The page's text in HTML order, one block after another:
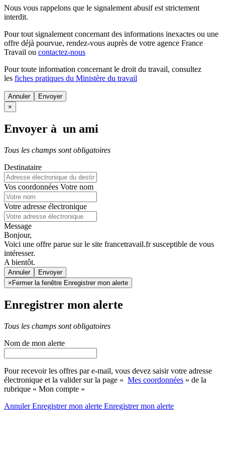
Nous vous rappelons que le signalement abusif est strictement
interdit.
Pour tout signalement concernant des informations inexactes ou une
offre déjà pourvue, rendez-vous auprès de votre agence France
Travail ou contactez-nous
Pour toute information concernant le droit du travail, consultez
les fiches pratiques du Ministère du travail
Annuler
×
Envoyer à un ami
Tous les champs sont obligatoires
Destinataire
Vos coordonnées Votre nom
Votre adresse électronique
Message
Bonjour,
Voici une offre parue sur le site francetravail.fr susceptible de vous
intéresser.
A bientôt.
Annuler
×Fermer la fenêtre Enregistrer mon alerte
Enregistrer mon alerte
Tous les champs sont obligatoires
Nom de mon alerte
Pour recevoir les offres par e-mail, vous devez saisir votre adresse
électronique et la valider sur la page « Mes coordonnées » de la
rubrique « Mon compte »
AnnulerEnregistrer mon alerte Enregistrermon alerte